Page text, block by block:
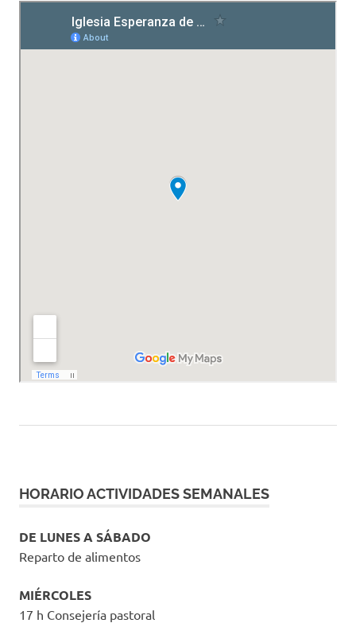
HORARIO ACTIVIDADES SEMANALES
DE LUNES A SÁBADO
Reparto de alimentos
MIÉRCOLES
17 h Consejería pastoral